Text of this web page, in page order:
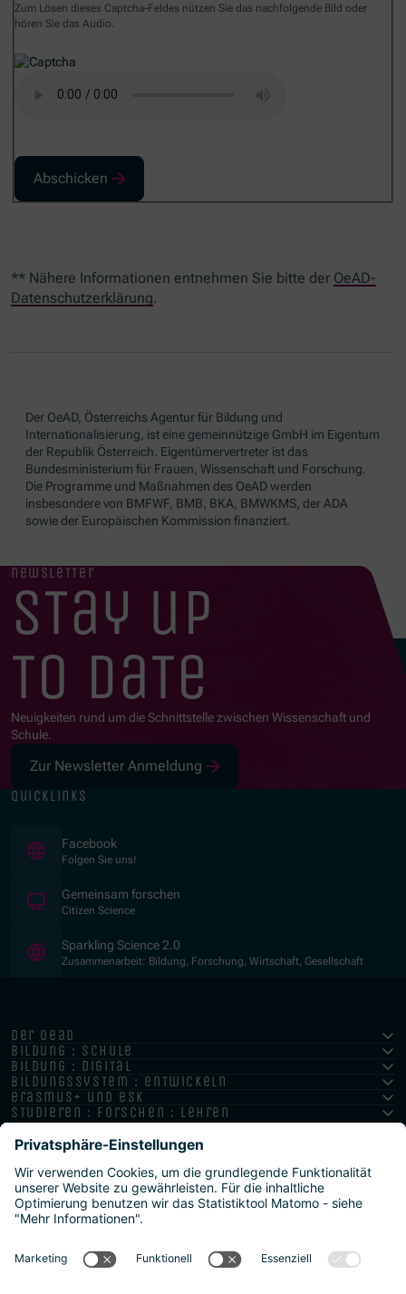
Zum Lösen dieses Captcha-Feldes nützen Sie das nachfolgende Bild oder
hören Sie das Audio.
Abschicken
** Nähere Informationen entnehmen Sie bitte der OeAD-
Datenschutzerklärung.
Der OeAD, Österreichs Agentur für Bildung und
Internationalisierung, ist eine gemeinnützige GmbH im Eigentum
der Republik Österreich. Eigentümervertreter ist das
Bundesministerium für Frauen, Wissenschaft und Forschung.
Die Programme und Maßnahmen des OeAD werden
insbesondere von BMFWF, BMB, BKA, BMWKMS, der ADA
sowie der Europäischen Kommission finanziert.
newsletter
stay up
to date
Neuigkeiten rund um die Schnittstelle zwischen Wissenschaft und
Schule.
Zur Newsletter Anmeldung
quicklinks
Facebook
Folgen Sie uns!
Gemeinsam forschen
Citizen Science
Sparkling Science 2.0
Zusammenarbeit: Bildung, Forschung, Wirtschaft, Gesellschaft
der oead
bildung : schule
bildung : digital
bildungssystem : entwickeln
erasmus+ und esk
studieren : forschen : lehren
hochschule : strategie : international